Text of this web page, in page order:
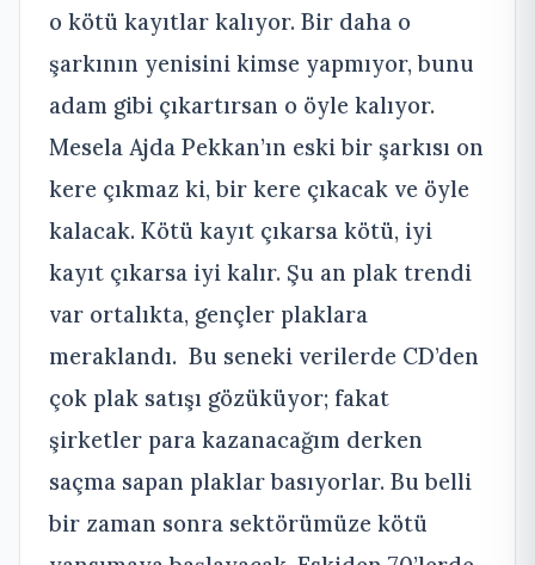
o kötü kayıtlar kalıyor. Bir daha o
şarkının yenisini kimse yapmıyor, bunu
adam gibi çıkartırsan o öyle kalıyor.
Mesela Ajda Pekkan’ın eski bir şarkısı on
kere çıkmaz ki, bir kere çıkacak ve öyle
kalacak. Kötü kayıt çıkarsa kötü, iyi
kayıt çıkarsa iyi kalır. Şu an plak trendi
var ortalıkta, gençler plaklara
meraklandı. Bu seneki verilerde CD’den
çok plak satışı gözüküyor; fakat
şirketler para kazanacağım derken
saçma sapan plaklar basıyorlar. Bu belli
bir zaman sonra sektörümüze kötü